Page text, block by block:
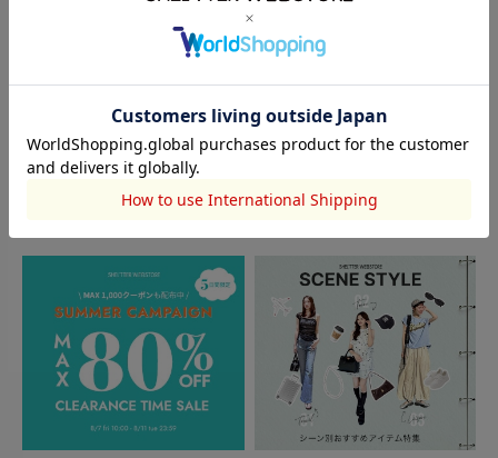
このアイテムを見た人がチェックしている商品
閲覧中カテゴリーのランキング
TOPICS